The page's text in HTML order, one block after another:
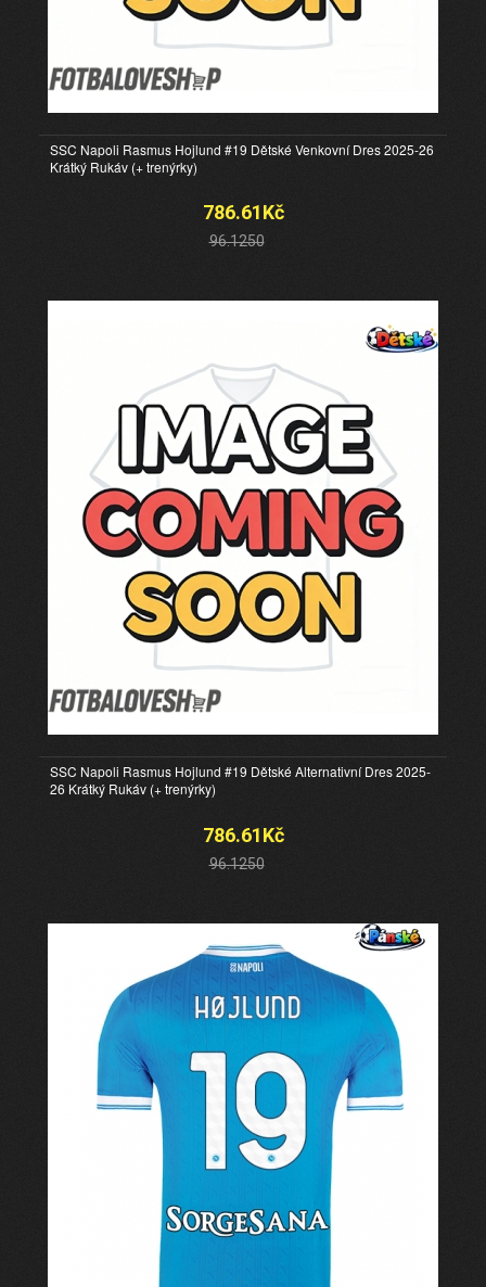
SSC Napoli Rasmus Hojlund #19 Dětské Venkovní Dres 2025-26
Krátký Rukáv (+ trenýrky)
786.61Kč
96.1250
SSC Napoli Rasmus Hojlund #19 Dětské Alternativní Dres 2025-
26 Krátký Rukáv (+ trenýrky)
786.61Kč
96.1250